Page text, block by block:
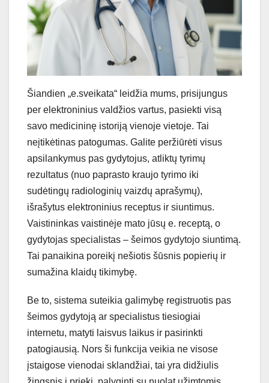
Šiandien „e.sveikata“ leidžia mums, prisijungus
per elektroninius valdžios vartus, pasiekti visą
savo medicininę istoriją vienoje vietoje. Tai
neįtikėtinas patogumas. Galite peržiūrėti visus
apsilankymus pas gydytojus, atliktų tyrimų
rezultatus (nuo paprasto kraujo tyrimo iki
sudėtingų radiologinių vaizdų aprašymų),
išrašytus elektroninius receptus ir siuntimus.
Vaistininkas vaistinėje mato jūsų e. receptą, o
gydytojas specialistas – šeimos gydytojo siuntimą.
Tai panaikina poreikį nešiotis šūsnis popierių ir
sumažina klaidų tikimybę.
Be to, sistema suteikia galimybę registruotis pas
šeimos gydytoją ar specialistus tiesiogiai
internetu, matyti laisvus laikus ir pasirinkti
patogiausią. Nors ši funkcija veikia ne visose
įstaigose vienodai sklandžiai, tai yra didžiulis